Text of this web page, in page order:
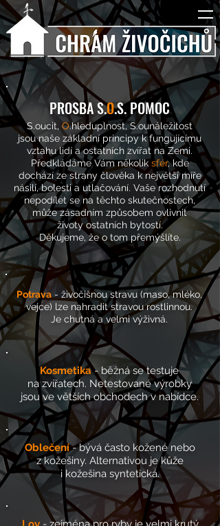
PROSBA S.O.S. POMOC
S.oucit, O.hleduplnost, S.ounáležitost
jsou naše základní principy k fungujícímu
vztahu lidí a ostatních zvířat na Zemi.
Předkládáme Vám několik sfér, kde
dochází ze strany člověka k největší míře
násilí, bolesti a utlačování. Vaše rozhodnutí
nepodílet se na těchto skutečnostech,
může zásadním způsobem ovlivnit
životy ostatních bytostí.
Děkujeme, že o tom přemýšlíte.
Potrava - živočišnou stravu (maso, mléko,
vejce) lze nahradit stravou rostlinnou.
Je chutná a velmi výživná.
Kosmetika - běžná se testuje
na zvířatech. Netestované výrobky
jsouve větších obchodech v nabídce.
Oblečení - bývá často kožené nebo
z kožešiny. Alternativou je kůže
i kožešina syntetická.